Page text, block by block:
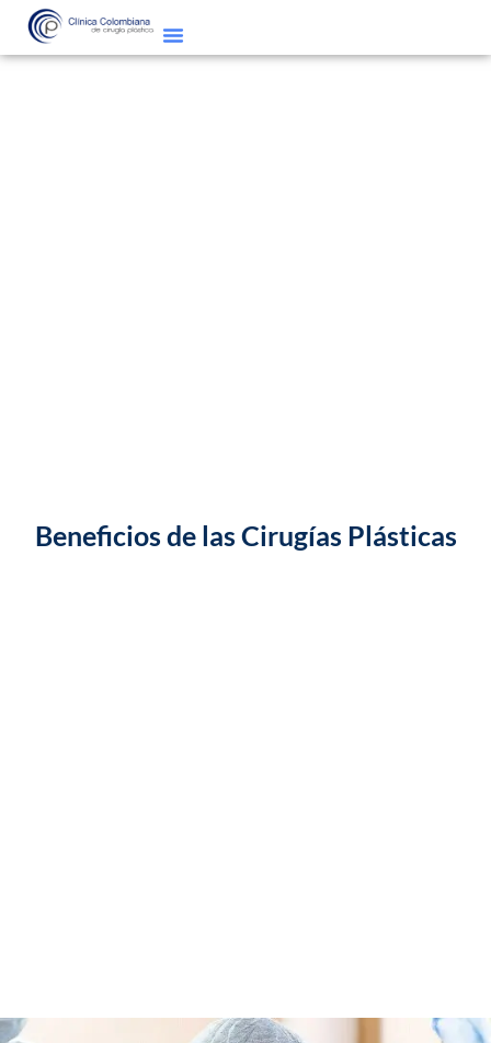
Beneficios de las Cirugías Plásticas